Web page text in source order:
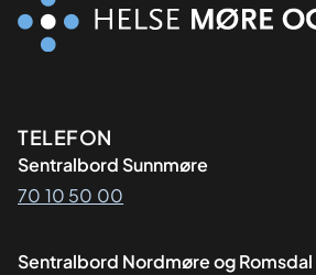
Kontaktinformasjon
TELEFON
Sentralbord Sunnmøre
70 10 50 00
Sentralbord Nordmøre og Romsdal